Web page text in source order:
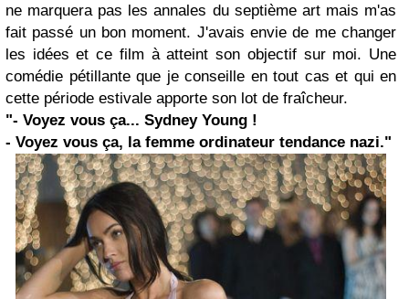
ne marquera pas les annales du septième art mais m'as
fait passé un bon moment. J'avais envie de me changer
les idées et ce film à atteint son objectif sur moi. Une
comédie pétillante que je conseille en tout cas et qui en
cette période estivale apporte son lot de fraîcheur.
"- Voyez vous ça... Sydney Young !
- Voyez vous ça, la femme ordinateur tendance nazi."